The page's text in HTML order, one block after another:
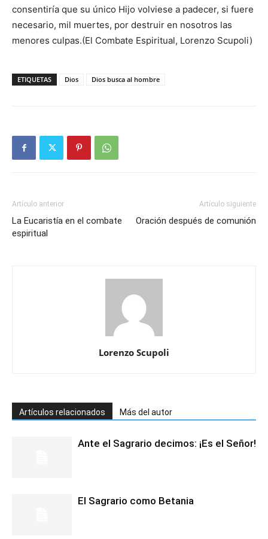
consentiría que su único Hijo volviese a padecer, si fuere
necesario, mil muertes, por destruir en nosotros las
menores culpas.(El Combate Espiritual, Lorenzo Scupoli)
ETIQUETAS Dios Dios busca al hombre
Artículo anterior
La Eucaristía en el combate
espiritual
Artículo siguiente
Oración después de comunión
Lorenzo Scupoli
Artículos relacionados Más del autor
Ante el Sagrario decimos: ¡Es el Señor!
El Sagrario como Betania